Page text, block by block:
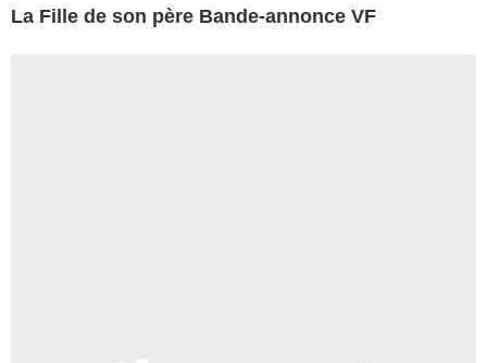
La Fille de son père Bande-annonce VF